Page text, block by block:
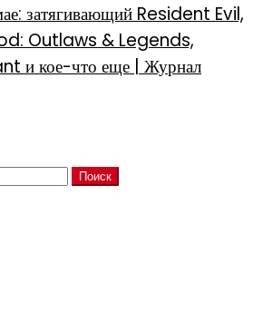
затягивающий Resident Evil,
Outlaws & Legends,
и кое-что еще | Журнал